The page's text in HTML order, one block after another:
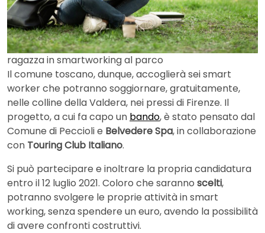
ragazza in smartworking al parco
Il comune toscano, dunque, accoglierà sei smart
worker che potranno soggiornare, gratuitamente,
nelle colline della Valdera, nei pressi di Firenze. Il
progetto, a cui fa capo un bando, è stato pensato dal
Comune di Peccioli e Belvedere Spa, in collaborazione
con Touring Club Italiano.
Si può partecipare e inoltrare la propria candidatura
entro il 12 luglio 2021. Coloro che saranno scelti,
potranno svolgere le proprie attività in smart
working, senza spendere un euro, avendo la possibilità
di avere confronti costruttivi.